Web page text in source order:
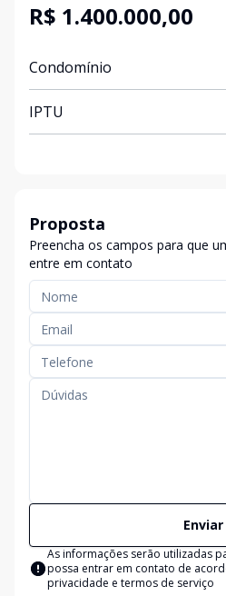
R$ 1.400.000,00
Condomínio
IPTU
Proposta
Preencha os campos para que
entre em contato
Enviar
As informações serão utilizadas
possa entrar em contato de
privacidade e termos de serviço